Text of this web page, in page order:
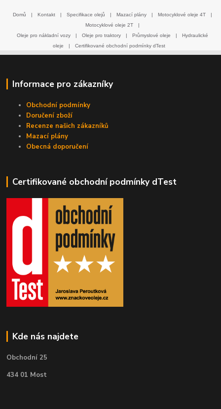
Domů | Kontakt | Specifikace olejů | Mazací plány | Motocyklové oleje 4T
|
Motocyklové oleje 2T
|
Oleje pro nákladní vozy
| Oleje pro traktory | Průmyslové oleje |
Hydraulické
oleje
| Certifikované obchodní podmínky dTest
Informace pro zákazníky
Obchodní podmínky
Doručení zboží
Recenze našich zákazníků
Mazací plány
Obecná doporučení
Certifikované obchodní podmínky dTest
Kde nás najdete
Obchodní 25
434 01 Most